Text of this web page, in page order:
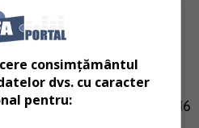
complete din
din beton, vezi diviziunile 16
consimțământul
dvs. cu caracter
pentru: